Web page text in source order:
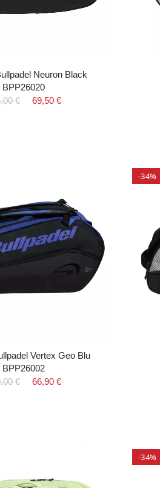
Neuron Black
BPP26020
€
69,50 €
Vertex Geo Blu
BPP26002
€
66,90 €
-34%
-34%